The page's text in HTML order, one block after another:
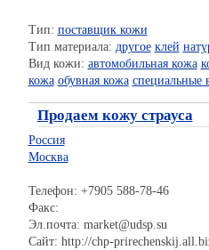
Тип: поставщик кожи
Тип материала: другое клей
Вид кожи: автомобильная кожа
кожа обувная кожа специальные
Продаем кожу страуса
Россия
Москва
Телефон: +7905 588-78-46
Факс:
Эл.почта: market@udsp.su
Сайт: http://chp-